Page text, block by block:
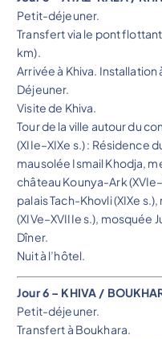
Petit-déjeuner.
Transfert via le pont flottant
km).
Arrivée à Khiva. Installation
Déjeuner.
Visite de Khiva.
Tour de la ville autour du
(XIIe–XIXe s.) : Résidence
mausolée Ismail Khodja,
château Kounya-Ark
palais Tach-Khovli (XIXe
(XIVe–XVIIIe s.), mosquée
Dîner.
Nuit à l’hôtel.
Jour 6 – KHIVA /
Petit-déjeuner.
Transfert à Boukhara.